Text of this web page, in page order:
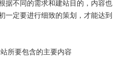
据不同的需求和建站目的，内容也
一定要进行细致的策划，才能达到
所要包含的主要内容